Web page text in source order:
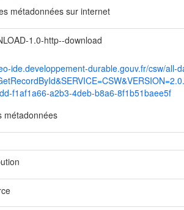
métadonnées sur internet
1.0-http--download
ide.developpement-durable.gouv.fr/csw/all-
f1af1a66-a2b3-4deb-b8a6-8f1b51baee5f
métadonnées